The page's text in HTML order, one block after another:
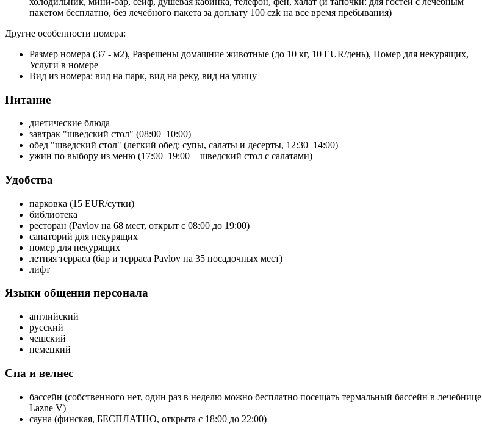
пакетом бесплатно, без лечебного пакета за доплату 100 czk на все время пребывания)
Другие особенности номера:
Размер номера (37 - м2), Разрешены домашние животные (до 10 кг, 10 EUR/день), Номер для некурящих,
Услуги в номере
Вид из номера: вид на парк, вид на реку, вид на улицу
Питание
диетические блюда
завтрак "шведский стол" (08:00–10:00)
обед "шведский стол" (легкий обед: супы, салаты и десерты, 12:30–14:00)
ужин по выбору из меню (17:00–19:00 + шведский стол с салатами)
Удобства
парковка (15 EUR/сутки)
библиотека
ресторан (Pavlov на 68 мест, открыт с 08:00 до 19:00)
санаторий для некурящих
номер для некурящих
летняя терраса (бар и терраса Pavlov на 35 посадочных мест)
лифт
Языки общения персонала
английский
русский
чешский
немецкий
Спа и велнес
бассейн (собственного нет, один раз в неделю можно бесплатно посещать термальный бассейн в лечебнице
Lazne V)
сауна (финская, БЕСПЛАТНО, открыта с 18:00 до 22:00)